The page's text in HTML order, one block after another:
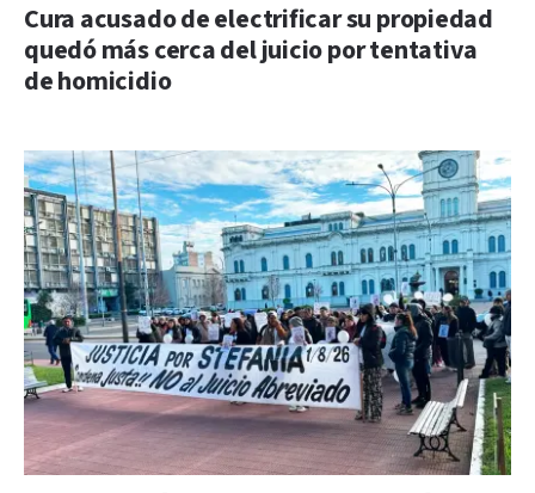
Cura acusado de electrificar su propiedad
quedó más cerca del juicio por tentativa
de homicidio